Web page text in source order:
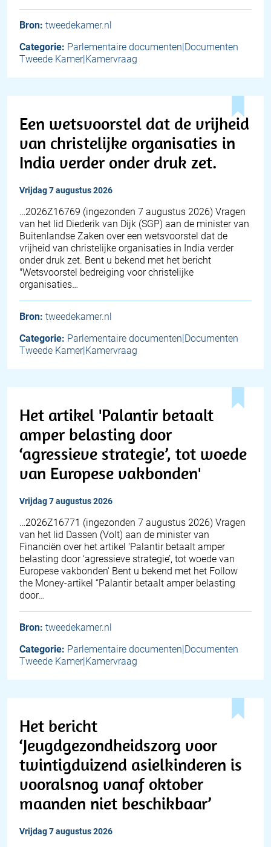
Bron: tweedekamer.nl
Categorie: Parlementaire documenten|Documenten
Tweede Kamer|Kamervraag
Een wetsvoorstel dat de vrijheid
van christelijke organisaties in
India verder onder druk zet.
vrijdag 7 augustus 2026
… 2026Z16769 (ingezonden 7 augustus 2026) Vragen
van het lid Diederik van Dijk (SGP) aan de minister van
Buitenlandse Zaken over een wetsvoorstel dat de
vrijheid van christelijke organisaties in India verder
onder druk zet. Bent u bekend met het bericht
"Wetsvoorstel bedreiging voor christelijke
organisaties…
Bron: tweedekamer.nl
Categorie: Parlementaire documenten|Documenten
Tweede Kamer|Kamervraag
Het artikel 'Palantir betaalt
amper belasting door
‘agressieve strategie’, tot woede
van Europese vakbonden'
vrijdag 7 augustus 2026
… 2026Z16771 (ingezonden 7 augustus 2026) Vragen
van het lid Dassen (Volt) aan de minister van
Financiën over het artikel 'Palantir betaalt amper
belasting door ‘agressieve strategie’, tot woede van
Europese vakbonden' Bent u bekend met het Follow
the Money-artikel “Palantir betaalt amper belasting
door…
Bron: tweedekamer.nl
Categorie: Parlementaire documenten|Documenten
Tweede Kamer|Kamervraag
Het bericht
‘Jeugdgezondheidszorg voor
twintigduizend asielkinderen is
vooralsnog vanaf oktober
maanden niet beschikbaar’
vrijdag 7 augustus 2026